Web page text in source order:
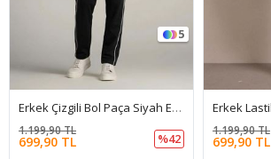
5
Erkek Çizgili Bol Paça Siyah Eşofman Altı
699,90 TL
1.199,90 TL
%42 699,90 TL
1.199,90 TL